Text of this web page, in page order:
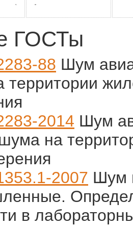
ГОСТы
88 Шум
2014 Шум
на
2007 Шум
в